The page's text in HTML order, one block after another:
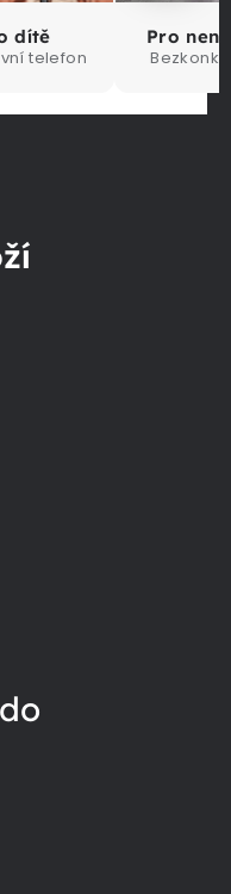
dítě
telefon
Pro
do